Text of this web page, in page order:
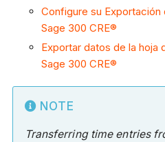
Configure su Exportación
Sage 300 CRE®
Exportar datos de la hoja
Sage 300 CRE®
NOTE
Transferring time entries